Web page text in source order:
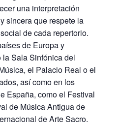
una interpretación
sincera que respete la
de cada repertorio.
de Europa y
Sala Sinfónica del
el Palacio Real o el
así como en los
España, como el Festival
de Música Antigua de
de Arte Sacro.